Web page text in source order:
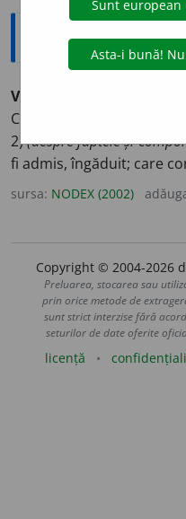
Explicative DEX
VINOV
Care a comis o
2)(despre faptele și
fi admis, îngăduit; care
sursa: NODEX (2002)
Copyright © 2004-2026
Preluarea, stocarea sau
prin orice metode de
sunt strict interzise fără
seturilor de date oferite
licență